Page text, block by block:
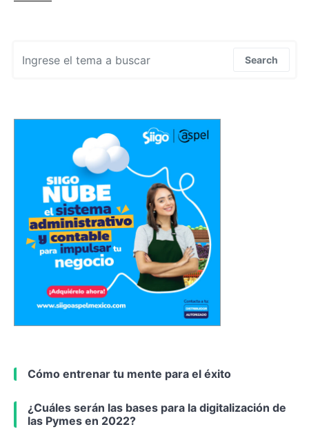
Search
Cómo entrenar tu mente para el éxito
¿Cuáles serán las bases para la digitalización de
las Pymes en 2022?